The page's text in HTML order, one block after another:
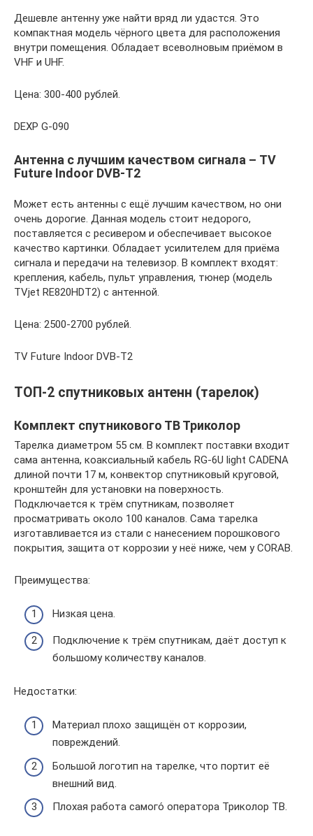
Дешевле антенну уже найти вряд ли удастся. Это
компактная модель чёрного цвета для расположения
внутри помещения. Обладает всеволновым приёмом в
VHF и UHF.
Цена: 300-400 рублей.
DEXP G-090
Антенна с лучшим качеством сигнала – TV
Future Indoor DVB-T2
Может есть антенны с ещё лучшим качеством, но они
очень дорогие. Данная модель стоит недорого,
поставляется с ресивером и обеспечивает высокое
качество картинки. Обладает усилителем для приёма
сигнала и передачи на телевизор. В комплект входят:
крепления, кабель, пульт управления, тюнер (модель
TVjet RE820HDT2) с антенной.
Цена: 2500-2700 рублей.
TV Future Indoor DVB-T2
ТОП-2 спутниковых антенн (тарелок)
Комплект спутникового ТВ Триколор
Тарелка диаметром 55 см. В комплект поставки входит
сама антенна, коаксиальный кабель RG-6U light CADENA
длиной почти 17 м, конвектор спутниковый круговой,
кронштейн для установки на поверхность.
Подключается к трём спутникам, позволяет
просматривать около 100 каналов. Сама тарелка
изготавливается из стали с нанесением порошкового
покрытия, защита от коррозии у неё ниже, чем у CORAB.
Преимущества:
Низкая цена.
Подключение к трём спутникам, даёт доступ к
большому количеству каналов.
Недостатки:
Материал плохо защищён от коррозии,
повреждений.
Большой логотип на тарелке, что портит её
внешний вид.
Плохая работа самого́ оператора Триколор ТВ.